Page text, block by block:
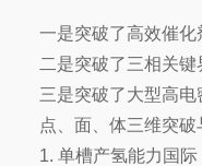
一是突破了高效催化
二是突破了三相关键
三是突破了大型高
点、面、体三维突
1. 单槽产氢能力国